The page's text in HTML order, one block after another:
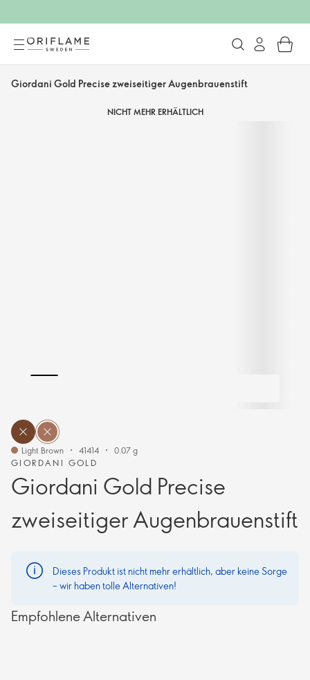
Giordani Gold Precise zweiseitiger Augenbrauenstift
NICHT MEHR ERHÄLTLICH
GIORDANI GOLD
Giordani Gold Precise
zweiseitiger Augenbrauenstift
Light Brown 41414 0.07 g
Dieses Produkt ist nicht mehr erhältlich, aber keine Sorge
– wir haben tolle Alternativen!
Empfohlene Alternativen